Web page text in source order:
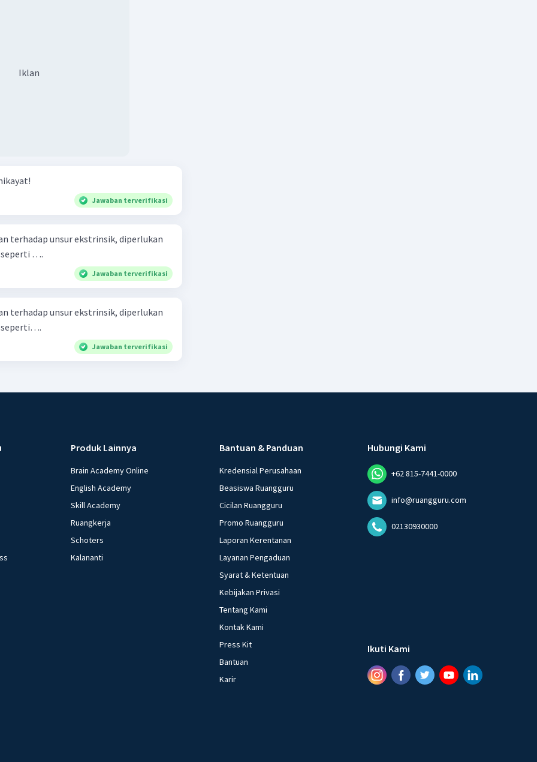
Iklan
Jawaban terverifikasi
terhadap unsur ekstrinsik, diperlukan
….
Jawaban terverifikasi
terhadap unsur ekstrinsik, diperlukan
seperti….
Jawaban terverifikasi
Produk Lainnya
Brain Academy Online
English Academy
Skill Academy
Ruangkerja
Schoters
Kalananti
Bantuan & Panduan
Kredensial Perusahaan
Beasiswa Ruangguru
Cicilan Ruangguru
Promo Ruangguru
Laporan Kerentanan
Layanan Pengaduan
Syarat & Ketentuan
Kebijakan Privasi
Tentang Kami
Kontak Kami
Press Kit
Bantuan
Karir
Hubungi Kami
+62 815-7441-0000
info@ruangguru.com
02130930000
Ikuti Kami